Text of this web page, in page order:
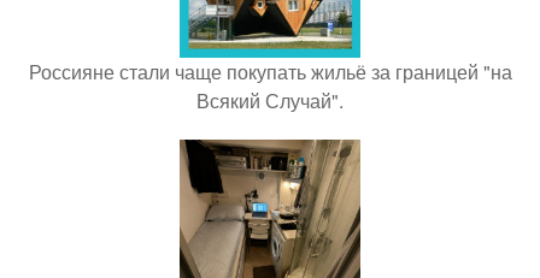
Россияне стали чаще покупать жильё за границей "на
Всякий Случай".